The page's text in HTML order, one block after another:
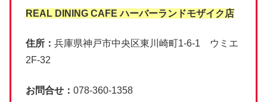
REAL DINING CAFEハーバーランドモザイク店
住所： 兵庫県神戸市中央区東川崎町1-6-1 ウミエ
2F-32
お問合せ： 078-360-1358